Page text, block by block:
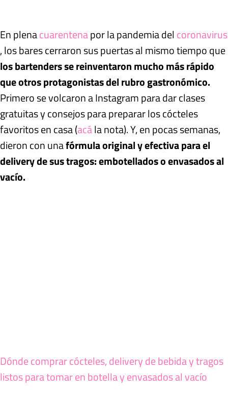
En plenacuarentenapor la pandemia del coronavirus
, los bares cerraron sus puertas al mismo tiempo que
los bartenders se reinventaron mucho más rápido
que otros protagonistas del rubro gastronómico.
Primero se volcaron a Instagram para dar clases
gratuitas y consejos para preparar los cócteles
favoritos en casa (acála nota). Y, en pocas semanas,
dieron con unafórmula original y efectiva para el
delivery de sus tragos: embotellados o envasados al
vacío.
Dónde comprar cócteles, delivery de bebida y tragos
listos para tomar en botella y envasados al vacío